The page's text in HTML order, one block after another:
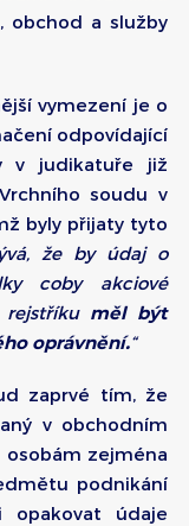
obchod a služby
vymezení je o
odpovídající
v judikatuře již
soudu v
byly přijaty tyto
že by údaj o
coby akciové
rejstříku měl být
oprávnění.“
zaprvé tím, že
v obchodním
zejména
podnikání
opakovat údaje